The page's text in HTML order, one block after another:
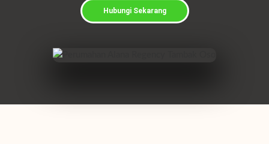
Hubungi Sekarang